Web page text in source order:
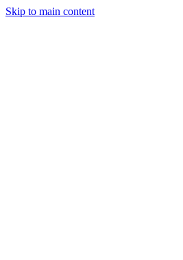
Skip to main content